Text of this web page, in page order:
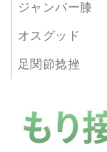
ジャンパー膝
オスグッド
足関節捻挫